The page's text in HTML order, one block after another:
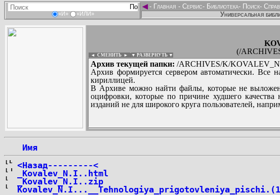
«И» «ИЛИ»
◄- Главная - Сервис- Библиотека- Поиск-
Универсальная
(/
◄ СМЕНИТЬ ► ▼ РАЗВЕРНУТЬ ▼
Архив текущей папки: /ARCHIVES/K/
Архив формируется сервером автоматически.
кириллицей.
В Архиве можно найти файлы, которые не
оцифровки, которые по причине худшего
изданий не для широкого круга пользователей,
...
Имя
<Назад---------<
_Kovalev_N.I..html
_Kovalev_N.I..zip